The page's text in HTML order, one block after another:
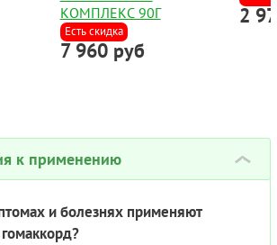
КОМПЛЕКС 90Г
Есть скидка
7 960 руб
2
к применению ›
и болезнях применяют